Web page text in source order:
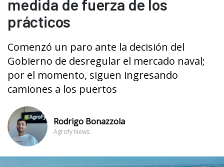
medida de fuerza de los
prácticos
Comenzó un paro ante la decisión del
Gobierno de desregular el mercado naval;
por el momento, siguen ingresando
camiones a los puertos
Rodrigo Bonazzola
Agrofy News